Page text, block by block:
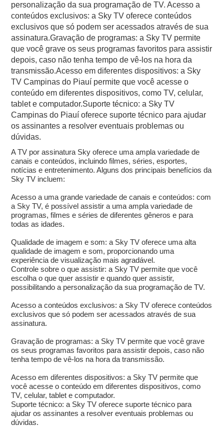
personalização da sua programação de TV. Acesso a
conteúdos exclusivos: a Sky TV oferece conteúdos
exclusivos que só podem ser acessados através de sua
assinatura.Gravação de programas: a Sky TV permite
que você grave os seus programas favoritos para assistir
depois, caso não tenha tempo de vê-los na hora da
transmissão.Acesso em diferentes dispositivos: a Sky
TV Campinas do Piauí permite que você acesse o
conteúdo em diferentes dispositivos, como TV, celular,
tablet e computador.Suporte técnico: a Sky TV
Campinas do Piauí oferece suporte técnico para ajudar
os assinantes a resolver eventuais problemas ou
dúvidas.
A TV por assinatura Sky oferece uma ampla variedade de
canais e conteúdos, incluindo filmes, séries, esportes,
notícias e entretenimento. Alguns dos principais benefícios da
Sky TV incluem:
Acesso a uma grande variedade de canais e conteúdos: com
a Sky TV, é possível assistir a uma ampla variedade de
programas, filmes e séries de diferentes gêneros e para
todas as idades.
Qualidade de imagem e som: a Sky TV oferece uma alta
qualidade de imagem e som, proporcionando uma
experiência de visualização mais agradável.
Controle sobre o que assistir: a Sky TV permite que você
escolha o que quer assistir e quando quer assistir,
possibilitando a personalização da sua programação de TV.
Acesso a conteúdos exclusivos: a Sky TV oferece conteúdos
exclusivos que só podem ser acessados através de sua
assinatura.
Gravação de programas: a Sky TV permite que você grave
os seus programas favoritos para assistir depois, caso não
tenha tempo de vê-los na hora da transmissão.
Acesso em diferentes dispositivos: a Sky TV permite que
você acesse o conteúdo em diferentes dispositivos, como
TV, celular, tablet e computador.
Suporte técnico: a Sky TV oferece suporte técnico para
ajudar os assinantes a resolver eventuais problemas ou
dúvidas.